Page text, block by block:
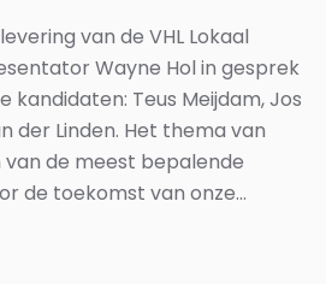
van de VHL Lokaal
Wayne Hol in gesprek
kandidaten: Teus Meijdam, Jos
der Linden. Het thema van
van de meest bepalende
de toekomst van onze...